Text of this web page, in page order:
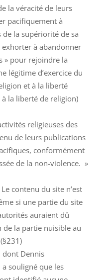
la véracité de leurs
pacifiquement à
la supériorité de sa
à abandonner
» pour rejoindre la
légitime d’exercice du
et à la liberté
à la liberté de religion)
religieuses des
de leurs publications
conformément
de la non-violence. »
contenu du site n’est
si une partie du site
auraient dû
de la partie nuisible au
dont Dennis
a souligné que les